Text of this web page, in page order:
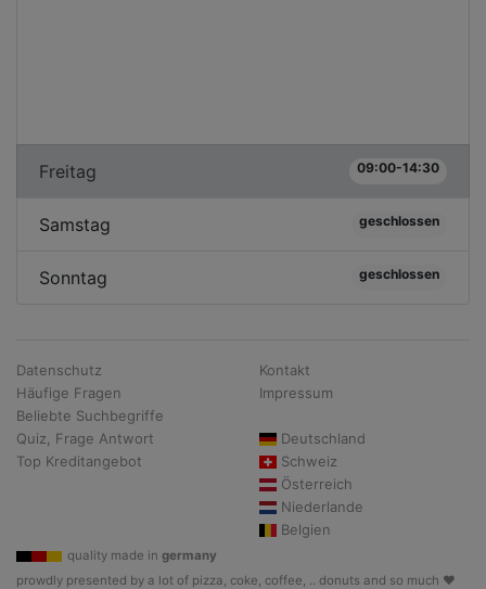
Freitag 09:00-14:30
Samstag geschlossen
Sonntag geschlossen
Datenschutz
Häufige Fragen
Beliebte Suchbegriffe
Quiz, Frage Antwort
Top Kreditangebot
Kontakt
Impressum
Deutschland
Schweiz
Österreich
Niederlande
Belgien
quality made in germany
prowdly presented by a lot of pizza, coke, coffee, .. donuts and so much ♥